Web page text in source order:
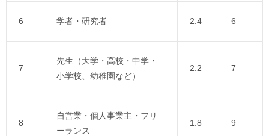
6 学者・研究者 2.4 6
7
先生（大学・高校・中学・
小学校、幼稚園など）
2.2 7
8
自営業・個人事業主・フリ
ーランス
1.8 9